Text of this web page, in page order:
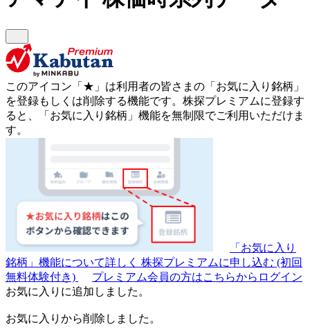
このアイコン 「★」 は利用者の皆さまの 「お気に入り銘柄」
を登録もしくは削除する機能です。 株探プレミアムに登録す
ると、「お気に入り銘柄」機能を無制限でご利用いただけま
す。
「お気に入り
銘柄」機能について詳しく 株探プレミアムに申し込む (初回
無料体験付き)
プレミアム会員の方はこちらからログイン
お気に入りに追加しました。
お気に入りから削除しました。